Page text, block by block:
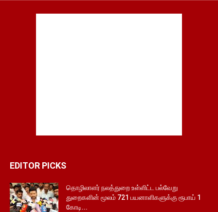
EDITOR PICKS
தொழிலாளர் நலத்துறை உள்ளிட்ட பல்வேறு
துறைகளின் மூலம் 721 பயனாளிகளுக்கு ரூபாய் 1
கோடி...